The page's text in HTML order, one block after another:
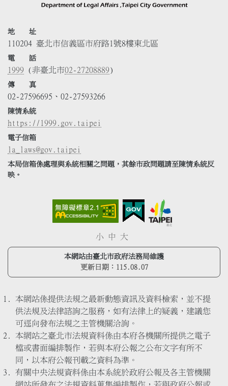
地 址
110204 臺北市信義區市府路1號8樓東北區
電 話
1999 (非臺北市02-27208889)
傳 真
02-27596695、02-27593266
陳情系統
https://1999.gov.taipei
電子信箱
la_laws@gov.taipei
本局信箱係處理與系統相關之問題，其餘市政問題請至陳情系統反
映。
小 中 大
本網站由臺北市政府法務局維護
更新日期： 115.08.07
本網站係提供法規之最新動態資訊及資料檢索，並不提
供法規及法律諮詢之服務，如有法律上的疑義，建議您
可逕向發布法規之主管機關洽詢。
本網站之臺北市法規資料係由本府各機關所提供之電子
檔或書面編排製作，若與本府公報之公布文字有所不
同，以本府公報刊載之資料為準。
有關中央法規資料係由本系統於政府公報及各主管機關
網站所發布之法規資料蒐集編排製作，若與政府公報或